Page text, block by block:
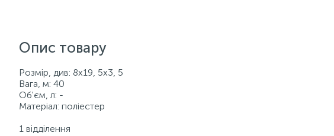
Опис товару
Розмір, див: 8х19, 5х3, 5
Вага, м: 40
Об'єм, л: -
Матеріал: поліестер
1 відділення